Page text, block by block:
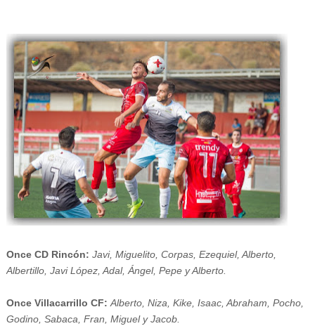
Once CD Rincón: Javi, Miguelito, Corpas, Ezequiel, Alberto,
Albertillo, Javi López, Adal, Ángel, Pepe y Alberto.
Once Villacarrillo CF: Alberto, Niza, Kike, Isaac, Abraham, Pocho,
Godino, Sabaca, Fran, Miguel y Jacob.